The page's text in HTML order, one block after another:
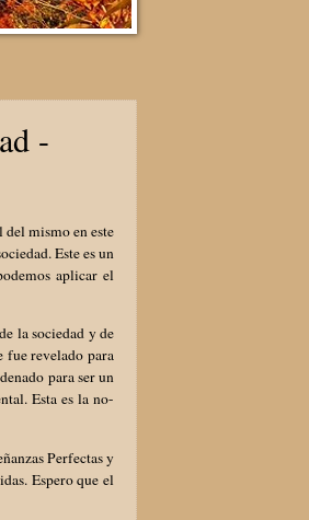
-
mismo en este
Este es un
aplicar el
la sociedad y de
fue revelado para
para ser un
Esta es la no-
Perfectas y
Espero que el